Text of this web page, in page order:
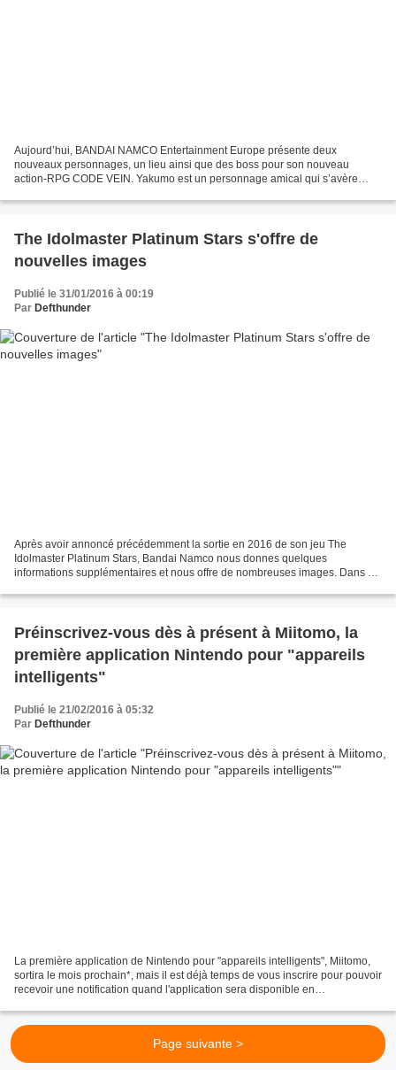
Aujourd’hui, BANDAI NAMCO Entertainment Europe présente deux
nouveaux personnages, un lieu ainsi que des boss pour son nouveau
action-RPG CODE VEIN. Yakumo est un personnage amical qui s’avère
The Idolmaster Platinum Stars s'offre de
nouvelles images
Publié le 31/01/2016 à 00:19
Par Defthunder
Après avoir annoncé précédemment la sortie en 2016 de son jeu The
Idolmaster Platinum Stars, Bandai Namco nous donnes quelques
informations supplémentaires et nous offre de nombreuses images. Dans ce
Préinscrivez-vous dès à présent à Miitomo, la
première application Nintendo pour "appareils
Publié le 21/02/2016 à 05:32
Par Defthunder
La première application de Nintendo pour "appareils intelligents", Miitomo,
sortira le mois prochain*, mais il est déjà temps de vous inscrire pour pouvoir
recevoir une notification quand l'application sera disponible en
Page suivante >